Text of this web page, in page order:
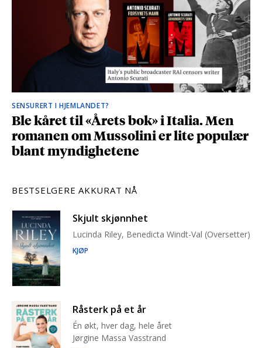
SENSURERT I HJEMLANDET?
Ble kåret til «Årets bok» i Italia. Men
romanen om Mussolini er lite populær
blant myndighetene
BESTSELGERE AKKURAT NÅ
Skjult skjønnhet
Lucinda Riley, Benedicta Windt-Val (Oversetter)
KJØP
Råsterk på et år
Én økt, hver dag, hele året
Jørgine Massa Vasstrand